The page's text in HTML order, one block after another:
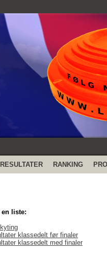
RESULTATER RANKING
en liste:
klassedelt før finaler
klassedelt med finaler